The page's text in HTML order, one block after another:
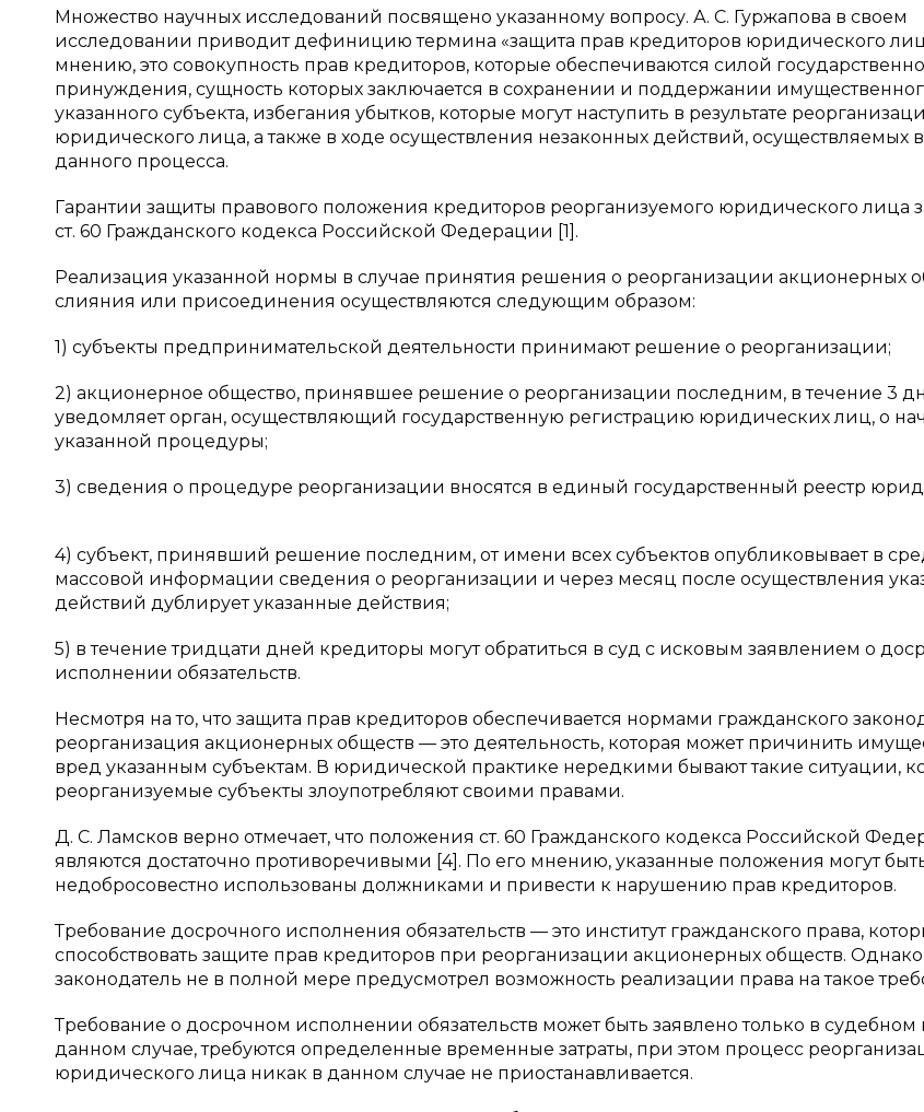
Множество научных исследований посвящено указанному вопросу. А. С. Гуржапова в своем
исследовании приводит дефиницию термина «защита прав кредиторов юридического
мнению, это совокупность прав кредиторов, которые обеспечиваются силой
принуждения, сущность которых заключается в сохранении и поддержании
указанного субъекта, избегания убытков, которые могут наступить в результате
юридического лица, а также в ходе осуществления незаконных действий, осуществляемых
данного процесса.
Гарантии защиты правового положения кредиторов реорганизуемого юридического лица
ст. 60 Гражданского кодекса Российской Федерации [1].
Реализация указанной нормы в случае принятия решения о реорганизации акционерных
слияния или присоединения осуществляются следующим образом:
1) субъекты предпринимательской деятельности принимают решение о реорганизации;
2) акционерное общество, принявшее решение о реорганизации последним, в течение 3
уведомляет орган, осуществляющий государственную регистрацию юридических лиц, о
указанной процедуры;
3) сведения о процедуре реорганизации вносятся в единый государственный реестр
4) субъект, принявший решение последним, от имени всех субъектов опубликовывает в
массовой информации сведения о реорганизации и через месяц после осуществления
действий дублирует указанные действия;
5) в течение тридцати дней кредиторы могут обратиться в суд с исковым заявлением о
исполнении обязательств.
Несмотря на то, что защита прав кредиторов обеспечивается нормами гражданского
реорганизация акционерных обществ — это деятельность, которая может причинить
вред указанным субъектам. В юридической практике нередкими бывают такие ситуации,
реорганизуемые субъекты злоупотребляют своими правами.
Д. С. Ламсков верно отмечает, что положения ст. 60 Гражданского кодекса Российской
являются достаточно противоречивыми [4]. По его мнению, указанные положения могут
недобросовестно использованы должниками и привести к нарушению прав кредиторов.
Требование досрочного исполнения обязательств — это институт гражданского права,
способствовать защите прав кредиторов при реорганизации акционерных обществ.
законодатель не в полной мере предусмотрел возможность реализации права на такое
Требование о досрочном исполнении обязательств может быть заявлено только в судебном
данном случае, требуются определенные временные затраты, при этом процесс
юридического лица никак в данном случае не приостанавливается.